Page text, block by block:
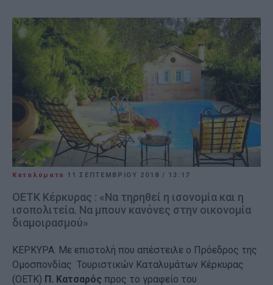
Καταλύματα 11 ΣΕΠΤΕΜΒΡΊΟΥ 2018 / 13:17
ΟΕΤΚ Κέρκυρας : «Να τηρηθεί η ισονομία και η
ισοπολιτεία. Να μπουν κανόνες στην οικονομία
διαμοιρασμού»
ΚΕΡΚΥΡΑ. Με επιστολή που απέστειλε ο Πρόεδρος της
Ομοσπονδίας Τουριστικών Καταλυμάτων Κέρκυρας
(ΟΕΤΚ) Π. Κατσαρός προς το γραφείο του